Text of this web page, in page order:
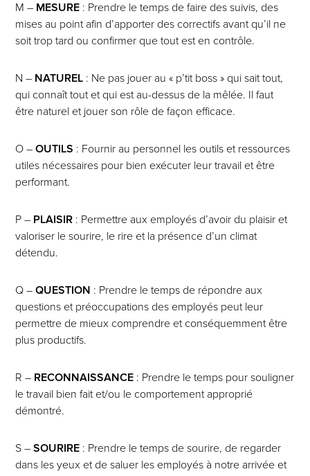
M – MESURE : Prendre le temps de faire des suivis, des
mises au point afin d’apporter des correctifs avant qu’il ne
soit trop tard ou confirmer que tout est en contrôle.
N – NATUREL : Ne pas jouer au « p’tit boss » qui sait tout,
qui connaît tout et qui est au-dessus de la mêlée. Il faut
être naturel et jouer son rôle de façon efficace.
O –OUTILS : Fournir au personnel les outils et ressources
utiles nécessaires pour bien exécuter leur travail et être
performant.
P – PLAISIR : Permettre aux employés d’avoir du plaisir et
valoriser le sourire, le rire et la présence d’un climat
détendu.
Q –QUESTION : Prendre le temps de répondre aux
questions et préoccupations des employés peut leur
permettre de mieux comprendre et conséquemment être
plus productifs.
R – RECONNAISSANCE : Prendre le temps pour souligner
le travail bien fait et/ou le comportement approprié
démontré.
S –SOURIRE : Prendre le temps de sourire, de regarder
dans les yeux et de saluer les employés à notre arrivée et